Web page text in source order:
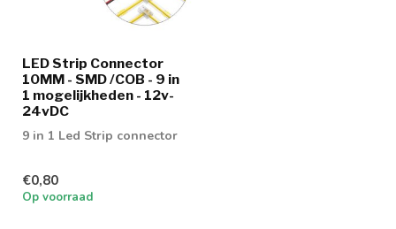
LED Strip Connector
10MM - SMD /COB - 9 in
1 mogelijkheden - 12v-
24vDC
9 in 1 Led Strip connector
€0,80
Op voorraad